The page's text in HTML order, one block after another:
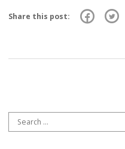
Share this post:
Search for: